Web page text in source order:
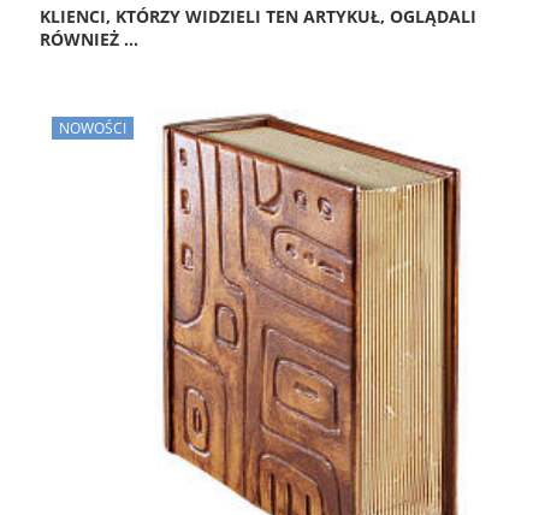
KLIENCI, KTÓRZY WIDZIELI TEN ARTYKUŁ, OGLĄDALI
RÓWNIEŻ ...
NOWOŚCI